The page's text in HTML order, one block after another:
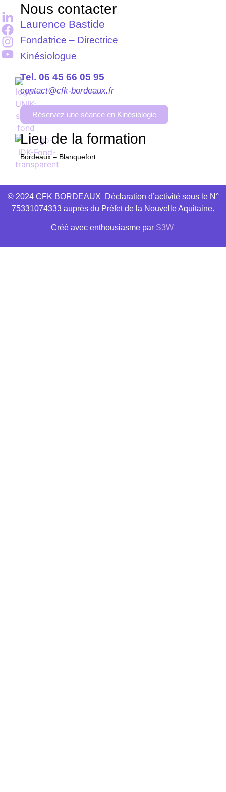
Nous contacter
Laurence Bastide
Fondatrice – Directrice
Kinésiologue
Tel. 06 45 66 05 95
contact@cfk-bordeaux.fr
Réservez une séance en Kinésiologie
Lieu de la formation
Bordeaux – Blanquefort
© 2024 CFK BORDEAUX Déclaration d’activité sous le N°
75331074333 auprès du Préfet de la Nouvelle Aquitaine.
Créé avec enthousiasmepar S3W